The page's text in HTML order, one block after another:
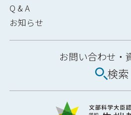
Q & A
お知らせ
お問い合わせ・
検索